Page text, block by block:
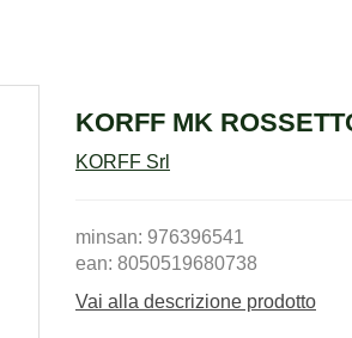
KORFF MK
KORFF Srl
minsan: 976396541
ean: 8050519680738
Vai alla descrizione prodotto